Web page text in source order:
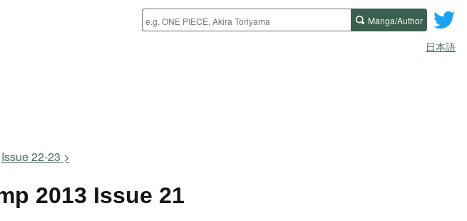
Manga/Author
日本語
Issue 22-23
2013 Issue 21